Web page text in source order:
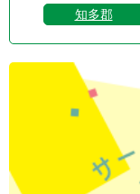
知多郡